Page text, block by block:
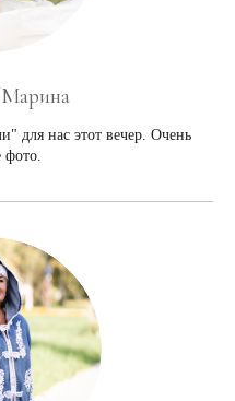
для нас этот вечер. Очень
фото.